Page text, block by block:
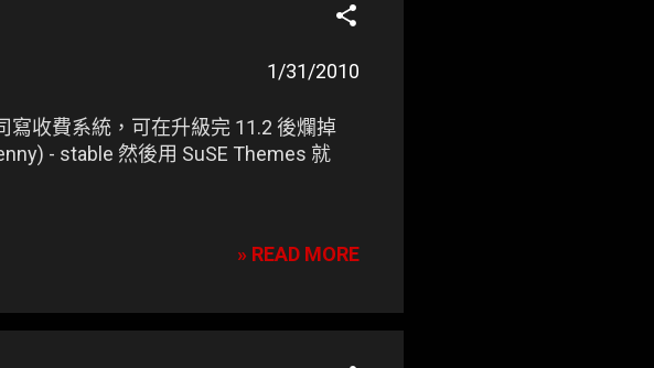
1/31/2010
寫收費系統，可在升級完 11.2 後爛掉
- stable 然後用 SuSE Themes 就
» READ MORE